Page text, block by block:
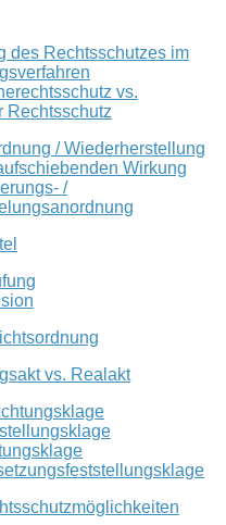
des Rechtsschutzes im
vs.
Rechtsschutz
/ Wiederherstellung
Wirkung
/
vs. Realakt